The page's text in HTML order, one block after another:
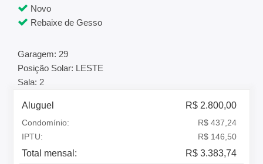
Novo
Rebaixe de Gesso
Garagem: 29
Posição Solar: LESTE
Sala: 2
Aluguel R$ 2.800,00
Condomínio:
R$ 437,24
IPTU:
R$ 146,50
Total mensal: R$ 3.383,74